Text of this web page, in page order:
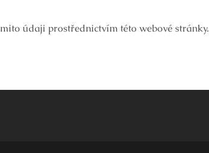
údaji prostřednictvím této webové stránky.